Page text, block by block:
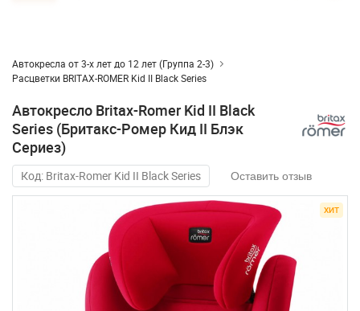
Автокресла от 3-х лет до 12 лет (Группа 2-3)
Расцветки BRITAX-ROMER Kid II Black Series
Автокресло Britax-Romer Kid II Black
Series (Бритакс-Ромер Кид II Блэк
Сериез)
Код: Britax-Romer Kid II Black Series Оставить отзыв
ХИТ
ХИТ
ХИТ
ХИТ
ХИТ
ХИТ
ХИТ
ХИТ
ХИТ
ХИТ
ХИТ
ХИТ